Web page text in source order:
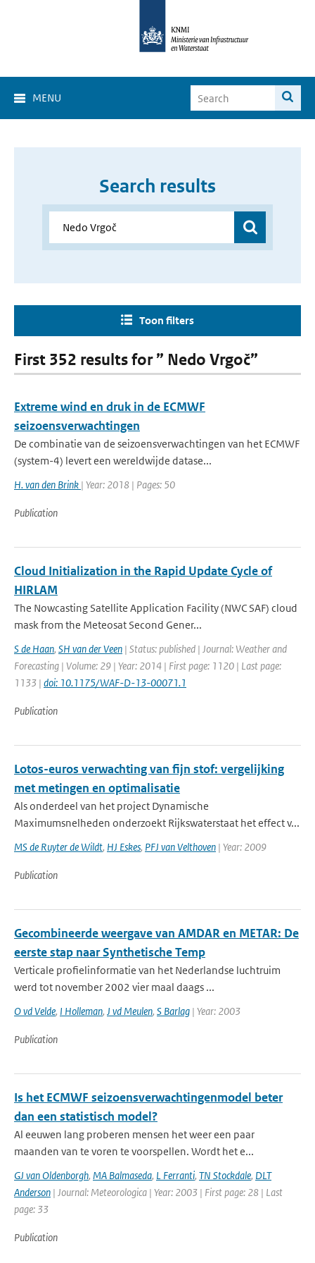
MENU
Search results
Toon filters
First 352 results for ” Nedo Vrgoč”
Extreme wind en druk in de ECMWF
seizoensverwachtingen
De combinatie van de seizoensverwachtingen van het ECMWF
(system-4) levert een wereldwijde datase...
H. van den Brink | Year: 2018 | Pages: 50
Publication
Cloud Initialization in the Rapid Update Cycle of
HIRLAM
The Nowcasting Satellite Application Facility (NWC SAF) cloud
mask from the Meteosat Second Gener...
S de Haan, SH van der Veen | Status: published | Journal: Weather and
Forecasting | Volume: 29 | Year: 2014 | First page: 1120 | Last page:
1133 | doi: 10.1175/WAF-D-13-00071.1
Publication
Lotos-euros verwachting van fijn stof: vergelijking
met metingen en optimalisatie
Als onderdeel van het project Dynamische
Maximumsnelheden onderzoekt Rijkswaterstaat het effect v...
MS de Ruyter de Wildt, HJ Eskes, PFJ van Velthoven | Year: 2009
Publication
Gecombineerde weergave van AMDAR en METAR: De
eerste stap naar Synthetische Temp
Verticale profielinformatie van het Nederlandse luchtruim
werd tot november 2002 vier maal daags ...
O vd Velde, I Holleman, J vd Meulen, S Barlag | Year: 2003
Publication
Is het ECMWF seizoensverwachtingenmodel beter
dan een statistisch model?
Al eeuwen lang proberen mensen het weer een paar
maanden van te voren te voorspellen. Wordt het e...
GJ van Oldenborgh, MA Balmaseda, L Ferranti, TN Stockdale, DLT
Anderson | Journal: Meteorologica | Year: 2003 | First page: 28 | Last
page: 33
Publication